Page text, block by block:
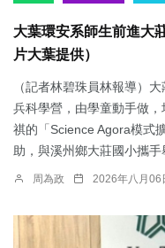
大葉環安系師生前進大
片大葉提供）
（記者林碧珠員林報導）
兵科學營，由學童動手做
祺的「Science Agora模式
助，與溪州鄉大莊國小攜手
周為政 2026年八月06